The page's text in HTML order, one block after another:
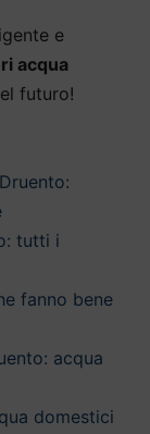
e
acqua
futuro!
tutti i
fanno bene
acqua
domestici